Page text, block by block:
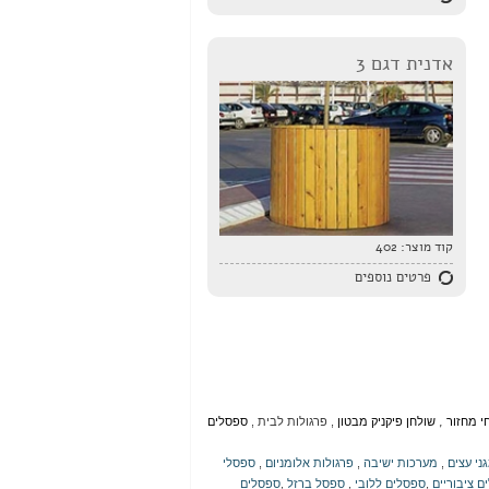
אדנית דגם 3
קוד מוצר: 402
פרטים נוספים
מחזור ,שולחן פיקניק מבטון פרגולות לבית ,ספסלים
עצים מערכות ישיבה פרגולות אלומניום ,ספסלי
ציבוריים ,ספסלים ללובי ,ספסל ברזל ,ספסלים